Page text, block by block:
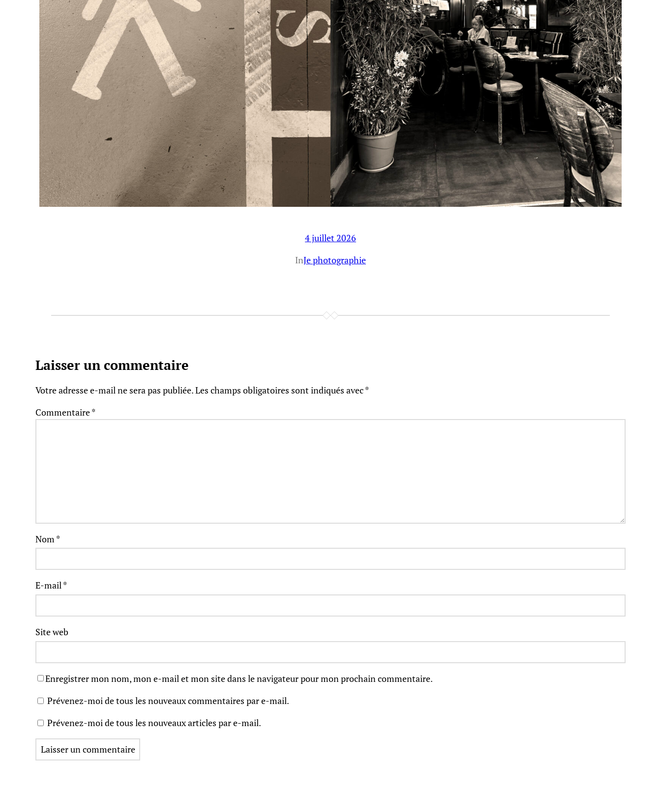
4 juillet 2026
InJe photographie
Laisser un commentaire
Votre adresse e-mail ne sera pas publiée.Les champs obligatoires sont indiqués avec*
Commentaire*
Nom *
E-mail*
Site web
Enregistrer mon nom, mon e-mail et mon site dans le navigateur pour mon prochain commentaire.
Prévenez-moi de tous les nouveaux commentaires par e-mail.
Prévenez-moi de tous les nouveaux articles par e-mail.